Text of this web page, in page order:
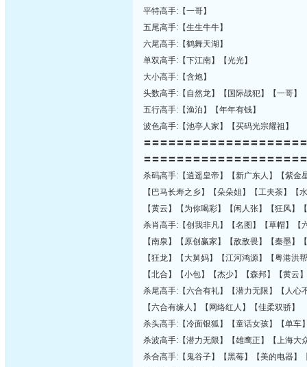
平特高手:【一哥】
五尾高手:【生生牛牛】
六尾高手:【鹤舞天湖】
单双高手:【下江南】【光光】
大小高手:【含炮】
头数高手:【自然龙】【国际战犯】【一哥】
五行高手:【渔泊】【年年有钱】
波色高手:【池亭人家】【买码光宗耀祖】
〓〓〓〓〓〓〓〓〓〓〓〓〓〓〓〓〓〓〓
〓〓〓〓〓〓〓〓〓〓〓〓〓〓〓〓〓〓〓
杀码高手:【逍遥皇帝】【新广东人】【紫金
【巴马长寿之乡】【朵朵姐】【工夫茶】
【黄云】【为你喝彩】【闲人张】【狂风】
杀肖高手:【创我非凡】【名图】【草帽】【
【南泉】【原创赢家】【敌敌畏】【秦墨
【狂龙】【大舅妈】【江河鸿源】【粤港
【北合】【小包】【杰少】【森邦】【黄
杀尾高手:【六合有礼】【潜力无限】【人心
【六合有缘人】【网络红人】【佳柔双骄】
杀头高手:【冷面银狐】【童话女孩】【单车
杀波高手:【潜力无限】【雄鹰正】【上海大
杀合高手:【鬼谷子】【黑莓】【美的电器】